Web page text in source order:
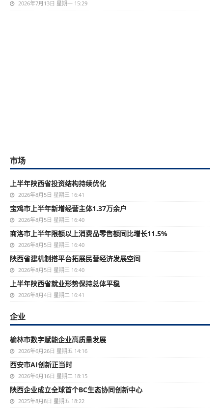
2026年7月13日 星期一 15:29
市场
上半年陕西省投资结构持续优化
2026年8月5日 星期三 16:41
宝鸡市上半年新增经营主体1.37万余户
2026年8月5日 星期三 16:40
商洛市上半年限额以上消费品零售额同比增长11.5%
2026年8月5日 星期三 16:40
陕西省建机制搭平台拓展民营经济发展空间
2026年8月5日 星期三 16:40
上半年陕西省就业形势保持总体平稳
2026年8月4日 星期二 16:41
企业
榆林市数字赋能企业高质量发展
2026年6月26日 星期五 14:16
西安市AI创新正当时
2026年6月16日 星期二 18:15
陕西企业成立全球首个BC生态协同创新中心
2025年8月8日 星期五 18:22